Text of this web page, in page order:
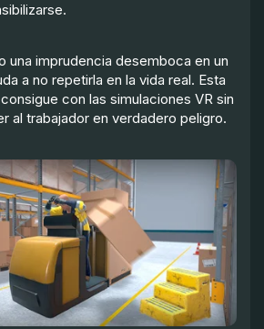
una imprudencia desemboca en un
a no repetirla en la vida real. Esta
con las simulaciones VR sin
al trabajador en verdadero peligro.